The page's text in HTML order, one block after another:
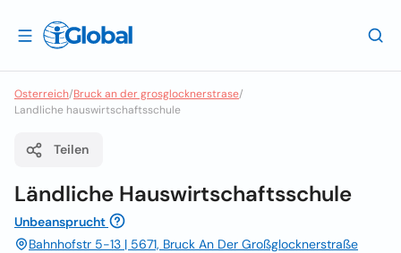
Osterreich/Bruck an der grosglocknerstrase/
Landliche hauswirtschaftsschule
Teilen
Ländliche Hauswirtschaftsschule
Unbeansprucht
Bahnhofstr 5-13 | 5671, Bruck An Der Großglocknerstraße